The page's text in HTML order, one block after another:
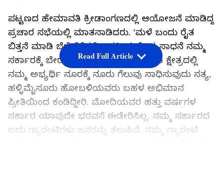
ಪಟ್ಟಣದ ಹೇಮಾವತಿ ಕ್ರೀಡಾಂಗಣದಲ್ಲಿ ಆಯೋಜನೆ ಮಾಡಿದ್ದ
ಪ್ರಚಾರ ಸಭೆಯಲ್ಲಿ ಮಾತನಾಡಿದರು. ‘ಮಳೆ ಬಂದು ರೈತ
ಬಿತ್ತನೆ ಮಾಡಿ ಬೆಳೆ ತೆಗೆದರೆ ಅದಕ್ಕಿಂತ ದೊಡ್ಡ ಸಾಧನೆ ನಮ್ಮ
ಸರ್ಕಾರಕ್ಕೆ ಬೇರೊಂದಿಲ್ಲ, ಹಾಸನ ಲೋಕಸಭಾ ಕ್ಷೇತ್ರದಲ್ಲಿ
ನಮ್ಮ ಅಭ್ಯರ್ಥಿ ನೂರಕ್ಕೆ ನೂರು ಗೆಲುವು ಸಾಧಿಸುವುದು ಸತ್ಯ,
ಹಳ್ಳಿಮೈಸೂರು ಹೋಬಳಿಯವರು ಬಹಳ ಅಭಿಮಾನ
ಪ್ರೀತಿಯಿಂದ ಕಂಡಿದ್ದೀರಿ. ಮೋದಿಯವರ ಹತ್ತು ವರ್ಷಗಳ
ಸರ್ಕಾರ ಯಾವುದೇ ಭರವಸೆ ಈಡೇರಿಸಿಲ್ಲ. ನಮ್ಮ ಸರ್ಕಾರದ
ಐದು ಗ್ಯಾರಂಟಿಗಳು ಜನರನ್ನು ತಲುಪಿವೆ. ನಮ್ಮ ಗ್ಯಾರಂಟಿ
Read Full Article